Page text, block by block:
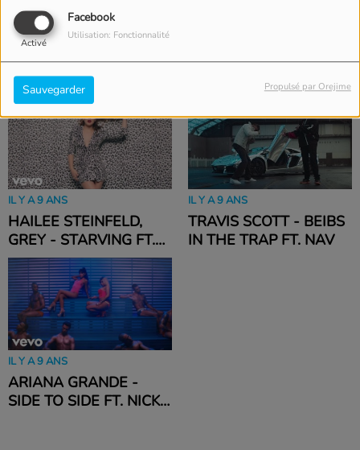
Facebook
Activé
Utilisation: Fonctionnalité
Sauvegarder Propulsé par Orejime
IL Y A 9 ANS
MALUMA - SIN
CONTRATO (OFFICIAL
VIDEO)
LITTLE MIX - SHOUT
OUT TO MY EX
(OFFICIAL VIDEO)
IL Y A 9 ANS
HAILEE STEINFELD,
GREY - STARVING FT.
ZEDD
IL Y A 9 ANS
TRAVIS SCOTT - BEIBS
IN THE TRAP FT. NAV
IL Y A 9 ANS
ARIANA GRANDE -
SIDE TO SIDE FT. NICKI